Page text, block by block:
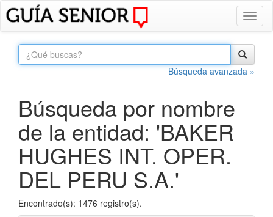
Búsqueda avanzada »
Búsqueda por nombre
de la entidad: 'BAKER
HUGHES INT. OPER.
DEL PERU S.A.'
Encontrado(s): 1476 registro(s).